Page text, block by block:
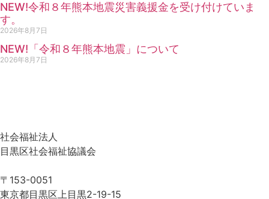
NEW!令和８年熊本地震災害義援金を受け付けていま
す。
2026年8月7日
NEW! 「令和８年熊本地震」について
2026年8月7日
社会福祉法人
目黒区社会福祉協議会
〒153-0051
東京都目黒区上目黒2-19-15